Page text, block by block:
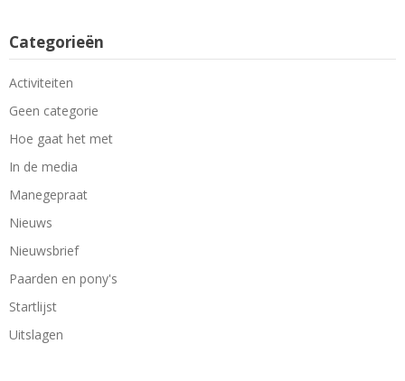
Categorieën
Activiteiten
Geen categorie
Hoe gaat het met
In de media
Manegepraat
Nieuws
Nieuwsbrief
Paarden en pony's
Startlijst
Uitslagen